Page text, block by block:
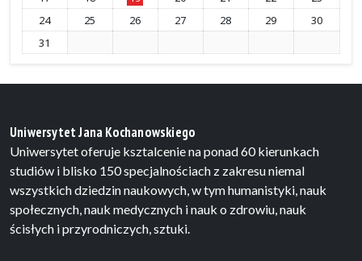
24
25 26 27 28 29
30
31
Uniwersytet Jana Kochanowskiego
Uniwersytet oferuje ksztalcenie na ponad 60 kierunkach
studiów i blisko 150 specjalnościach z zakresu niemal
wszystkich dziedzin naukowych, w tym humanistyki, nauk
społecznych, nauk medycznych i nauk o zdrowiu, nauk
ścisłych i przyrodniczych, sztuki.